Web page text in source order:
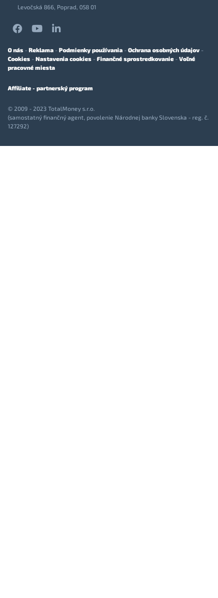
Levočská 866, Poprad, 058 01
O nás - Reklama - Podmienky používania - Ochrana osobných údajov -
Cookies - Nastavenia cookies - Finančné sprostredkovanie - Voľné
pracovné miesta
Affiliate - partnerský program
© 2009 - 2023 TotalMoney s.r.o.
(samostatný finančný agent, povolenie Národnej banky Slovenska - reg. č.
127292)